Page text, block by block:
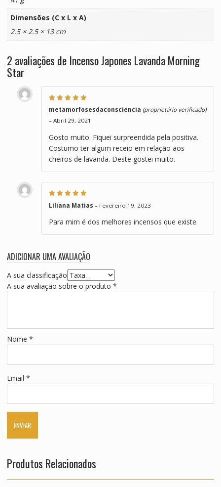
Dimensões (C x L x A)
2.5 × 2.5 × 13 cm
2 avaliações de Incenso Japones Lavanda Morning
Star
Avaliação
de
5
metamorfosesdaconsciencia (proprietário verificado)
– Abril 29, 2021
Gosto muito. Fiquei surpreendida pela positiva.
Costumo ter algum receio em relação aos
cheiros de lavanda. Deste gostei muito.
Avaliação
de
5
Liliana Matias – Fevereiro 19, 2023
Para mim é dos melhores incensos que existe.
ADICIONAR UMA AVALIAÇÃO
A sua classificação
A sua avaliação sobre o produto *
Nome *
Email *
Produtos Relacionados